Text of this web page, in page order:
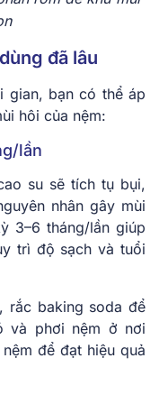
đã lâu
gian, bạn có thể áp
hôi của nệm:
lần
su sẽ tích tụ bụi,
nhân gây mùi
3–6 tháng/lần giúp
trì độ sạch và tuổi
rắc baking soda để
và phơi nệm ở nơi
để đạt hiệu quả